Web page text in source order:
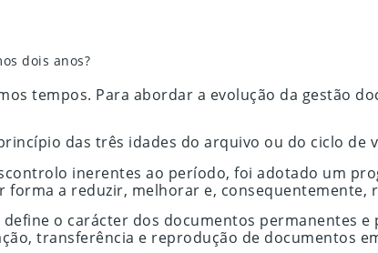
dois anos?
tempos. Para abordar a evolução da gestão
das três idades do arquivo ou do ciclo
inerentes ao período, foi adotado um
forma a reduzir, melhorar e,
define o carácter dos documentos permanentes
transferência e reprodução de documentos